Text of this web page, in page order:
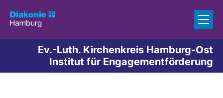
Ev.-Luth. Kirchenkreis Hamburg-Ost
Institut für Engagementförderung